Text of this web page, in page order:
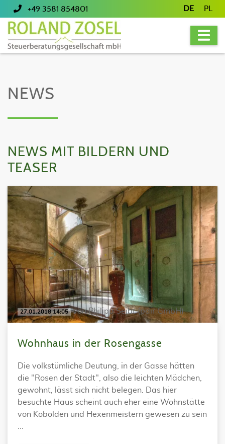
+49 3581 854801 DE PL
NEWS
NEWS MIT BILDERN UND
TEASER
27.01.2018 14:05 von Philipp Seibt (pdir GmbH)
Wohnhaus in der Rosengasse
Die volkstümliche Deutung, in der Gasse hätten
die "Rosen der Stadt", also die leichten Mädchen,
gewohnt, lässt sich nicht belegen. Das hier
besuchte Haus scheint auch eher eine Wohnstätte
von Kobolden und Hexenmeistern gewesen zu sein